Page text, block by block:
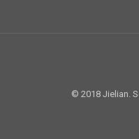
© 2018 Jielian.